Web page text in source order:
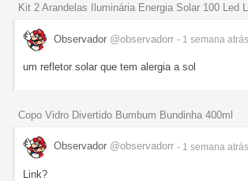
Kit 2 Arandelas Iluminária Energia Solar 100 Led
Observador @observadorr - 1 semana atrás
um refletor solar que tem alergia a sol
Copo Vidro Divertido Bumbum Bundinha 400ml
Observador @observadorr - 1 semana atrás
Link?